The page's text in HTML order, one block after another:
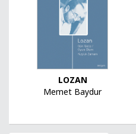
LOZAN
Memet Baydur